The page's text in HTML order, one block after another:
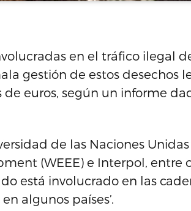
en el tráfico ilegal
gestión de estos desechos
euros, según un informe
de las Naciones Unidas
(WEEE) e Interpol, entre
está involucrado en las
algunos países’.